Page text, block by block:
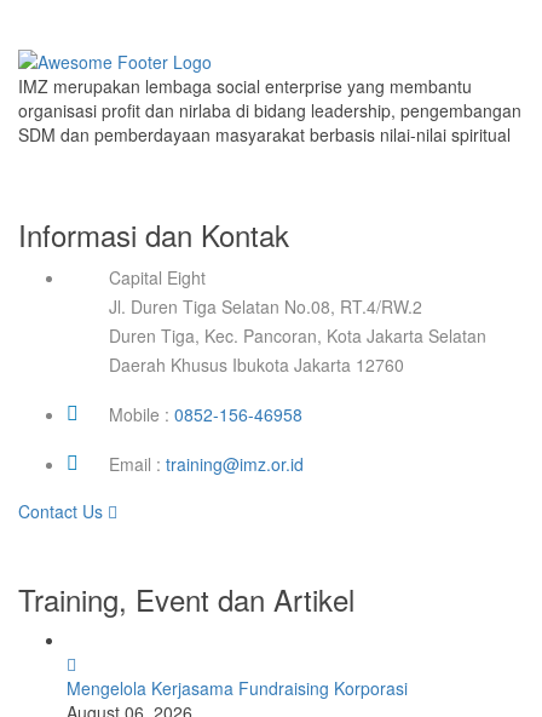
IMZ merupakan lembaga social enterprise yang membantu
organisasi profit dan nirlaba di bidang leadership, pengembangan
SDM dan pemberdayaan masyarakat berbasis nilai-nilai spiritual
Informasi dan Kontak
Capital Eight
Jl. Duren Tiga Selatan No.08, RT.4/RW.2
Duren Tiga, Kec. Pancoran, Kota Jakarta Selatan
Daerah Khusus Ibukota Jakarta 12760
Mobile : 0852-156-46958
Email : training@imz.or.id
Contact Us
Training, Event dan Artikel
Mengelola Kerjasama Fundraising Korporasi